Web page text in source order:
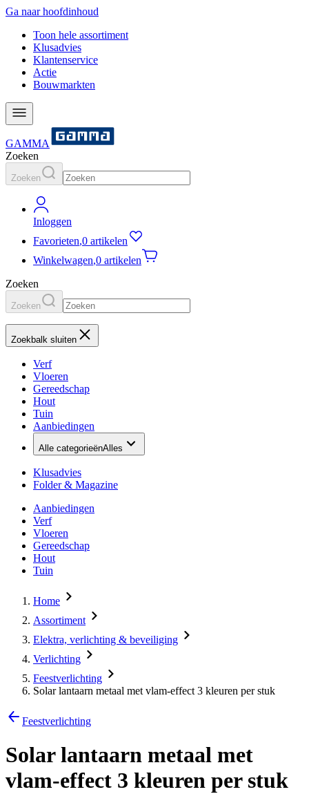
Ga naar hoofdinhoud
Toon hele assortiment
Klusadvies
Klantenservice
Actie
Bouwmarkten
GAMMA
Zoeken
Zoeken
Inloggen
Favorieten,0 artikelen
Winkelwagen,0 artikelen
Zoeken
Zoeken
Zoekbalk sluiten
Verf
Vloeren
Gereedschap
Hout
Tuin
Aanbiedingen
Alle categorieënAlles
Klusadvies
Folder & Magazine
Aanbiedingen
Verf
Vloeren
Gereedschap
Hout
Tuin
Home
Assortiment
Elektra, verlichting & beveiliging
Verlichting
Feestverlichting
Solar lantaarn metaal met vlam-effect 3 kleuren per stuk
Feestverlichting
Solar lantaarn metaal met
vlam-effect 3 kleuren per stuk